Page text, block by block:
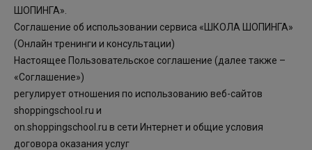
ШОПИНГА».
Соглашение об использовании сервиса «ШКОЛА ШОПИНГА»
(Онлайн тренинги и консультации)
Настоящее Пользовательское соглашение (далее также –
«Соглашение»)
регулирует отношения по использованию веб-сайтов
shoppingschool.ru и
on.shoppingschool.ru в сети Интернет и общие условия
договора оказания услуг